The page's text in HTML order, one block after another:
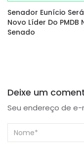
Senador Eunício
Novo Líder Do PMDB
Senado
Deixe um
Seu endereço de